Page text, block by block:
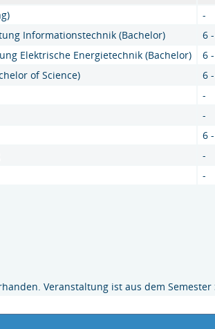
-
Informationstechnik (Bachelor)
6
Elektrische Energietechnik (Bachelor)
6
of Science)
6
-
-
6
-
-
Veranstaltung ist aus dem Semester